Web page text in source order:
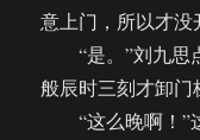
意上门，所以才没
“是。”刘九思
般辰时三刻才卸门
“这么晚啊！”